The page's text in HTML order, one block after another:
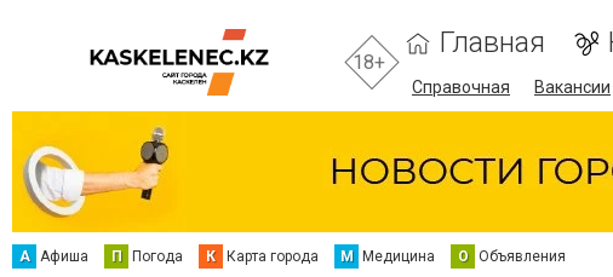
18+
Главная
Справочная Вакансии
А Афиша П Погода К Карта города М Медицина О Объявления